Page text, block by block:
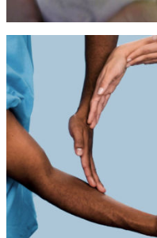
FONDATION
Spot Pub “Le
Audiovisuel